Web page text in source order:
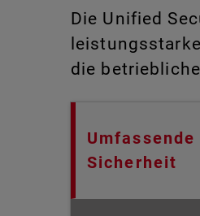
Die Unified
die
Umfassende
Sicherheit